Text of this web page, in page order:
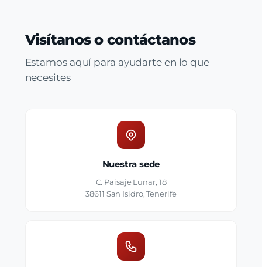
Visítanos o contáctanos
Estamos aquí para ayudarte en lo que
necesites
Nuestra sede
C. Paisaje Lunar, 18
38611 San Isidro, Tenerife